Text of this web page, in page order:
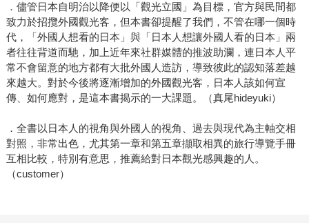
．儘管日本自明治以降便以「觀光立國」為目標，官方與民間都
致力於招攬外國觀光客，但本書卻提醒了我們，不管在哪一個時
代，「外國人想看的日本」與「日本人想讓外國人看的日本」兩
者往往背道而馳，加上近年來社群媒體的推波助瀾，連日本人平
常不會留意的地方都有大批外國人造訪，導致彼此的認知落差越
來越大。對於今後將逐漸增加的外國觀光客，日本人該如何宣
傳、如何應對，是這本書揭示的一大課題。（真尾hideyuki）
．全書以日本人的視角與外國人的視角、過去與現代為主軸交相
對照，非常出色，尤其第一章和第五章擷取相異的旅行導覽手冊
互相比較，特別有意思，推薦給對日本觀光感興趣的人。
（customer）